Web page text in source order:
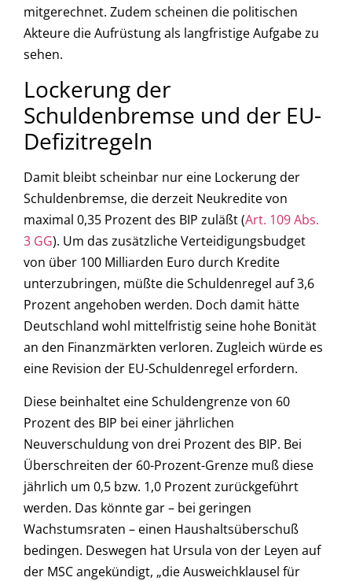
mitgerechnet. Zudem scheinen die politischen
Akteure die Aufrüstung als langfristige Aufgabe zu
sehen.
Lockerung der
Schuldenbremse und der EU-
Defizitregeln
Damit bleibt scheinbar nur eine Lockerung der
Schuldenbremse, die derzeit Neukredite von
maximal 0,35 Prozent des BIP zuläßt (Art. 109 Abs.
3 GG). Um das zusätzliche Verteidigungsbudget
von über 100 Milliarden Euro durch Kredite
unterzubringen, müßte die Schuldenregel auf 3,6
Prozent angehoben werden. Doch damit hätte
Deutschland wohl mittelfristig seine hohe Bonität
an den Finanzmärkten verloren. Zugleich würde es
eine Revision der EU-Schuldenregel erfordern.
Diese beinhaltet eine Schuldengrenze von 60
Prozent des BIP bei einer jährlichen
Neuverschuldung von drei Prozent des BIP. Bei
Überschreiten der 60-Prozent-Grenze muß diese
jährlich um 0,5 bzw. 1,0 Prozent zurückgeführt
werden. Das könnte gar – bei geringen
Wachstumsraten – einen Haushaltsüberschuß
bedingen. Deswegen hat Ursula von der Leyen auf
der MSC angekündigt, „die Ausweichklausel für